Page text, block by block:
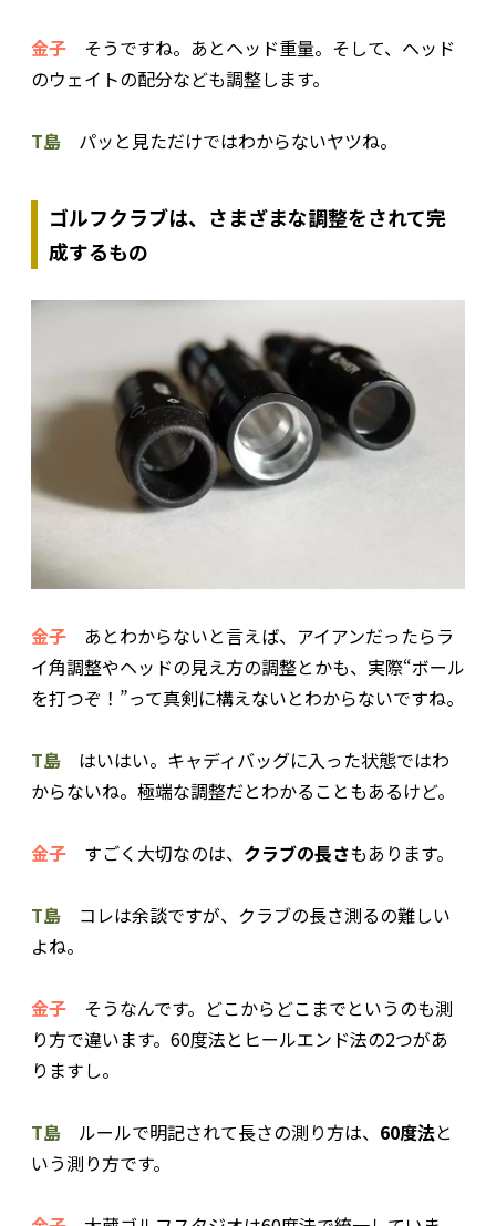
金子 そうですね。あとヘッド重量。そして、ヘッド
のウェイトの配分なども調整します。
T島 パッと見ただけではわからないヤツね。
ゴルフクラブは、さまざまな調整をされて完
成するもの
金子 あとわからないと言えば、アイアンだったらラ
イ角調整やヘッドの見え方の調整とかも、実際“ボール
を打つぞ！”って真剣に構えないとわからないですね。
T島 はいはい。キャディバッグに入った状態ではわ
からないね。極端な調整だとわかることもあるけど。
金子 すごく大切なのは、 クラブの長さもあります。
T島 コレは余談ですが、クラブの長さ測るの難しい
よね。
金子 そうなんです。どこからどこまでというのも測
り方で違います。60度法とヒールエンド法の2つがあ
りますし。
T島 ルールで明記されて長さの測り方は、 60度法と
いう測り方です。